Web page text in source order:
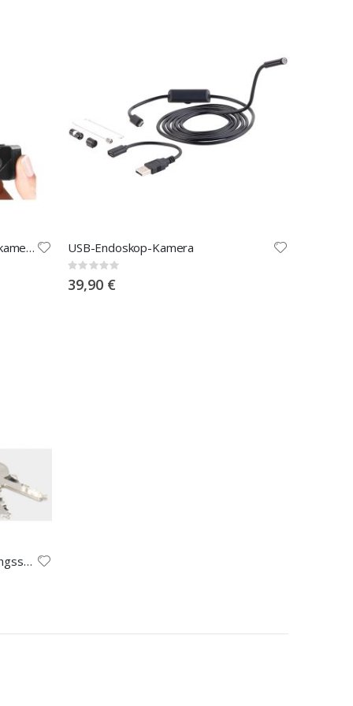
Mobile Mini-HD-Überwachungskamera mit Bewegungssensor USB-Endoskop-Kamera
Rating:
0%
39,90 €
Durchsichtiges Lockpicking-Übungsschloss mit 2 Schlüsseln